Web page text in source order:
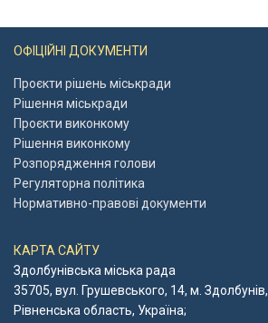
ОФІЦІЙНІ ДОКУМЕНТИ
Проєкти рішень міськради
Рішення міськради
Проєкти виконкому
Рішення виконкому
Розпорядження голови
Регуляторна політика
Нормативно-правові документи
КАРТА САЙТУ
Здолбунівська міська рада
35705, вул. Грушевського, 14, м. Здолбунів,
Рівненська область, Україна;